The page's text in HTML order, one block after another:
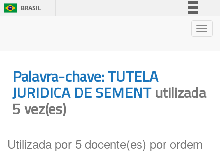
BRASIL
Legislação
Canais
Palavra-chave: TUTELA
JURIDICA DE SEMENTutilizada
5 vez(es)
Utilizada por 5 docente(es) por ordem